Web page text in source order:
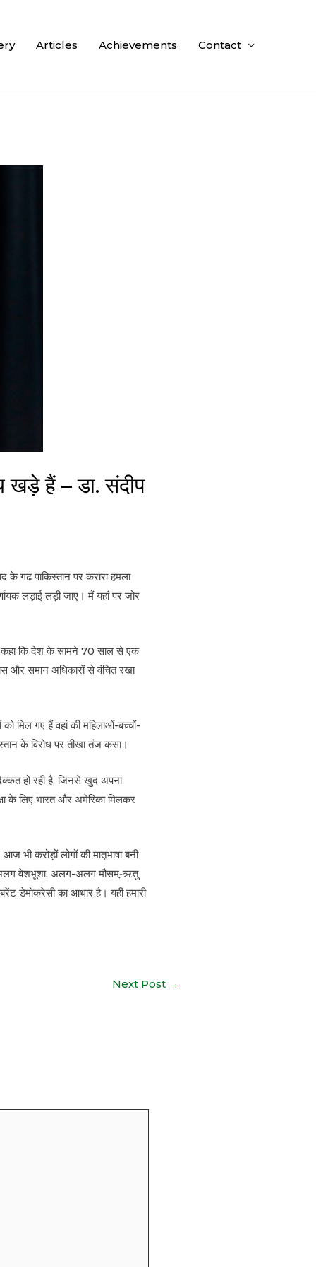
Articles Achievements Contact
हैं – डा. संदीप
के गढ पाकिस्तान पर करारा हमला
लड़ाई लड़ी जाए। मैं यहां पर जोर
कहा कि देश के सामने 70 साल से एक
और समान अधिकारों से वंचित रखा
मिल गए हैं वहां की महिलाओं-बच्चों-
के विरोध पर तीखा तंज कसा।
हो रही है, जिनसे खुद अपना
के लिए भारत और अमेरिका मिलकर
भी करोड़ों लोगों की मातृभाषा बनी
अलग वेशभूशा, अलग-अलग मौसम-़ऋतु
डेमोकरेसी का आधार है। यही हमारी
Next Post →